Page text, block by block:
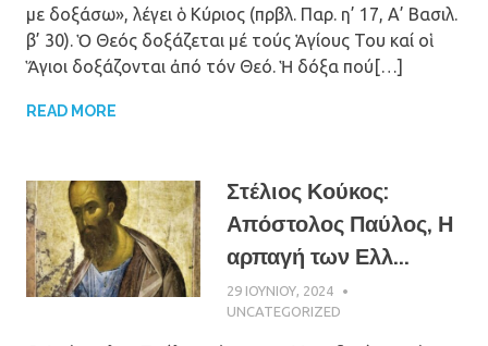
με δοξάσω», λέγει ὁ Κύριος (πρβλ. Παρ. η’ 17, Α’ Βασιλ.
β’ 30). Ὁ Θεός δοξάζεται μέ τούς Ἁγίους Του καί οἱ
Ἅγιοι δοξάζονται ἀπό τόν Θεό. Ἡ δόξα πού[…]
READ MORE
Στέλιος Κούκος:
Απόστολος Παύλος, Η
αρπαγή των Ελλ...
29 ΙΟΥΝΊΟΥ, 2024
UNCATEGORIZED